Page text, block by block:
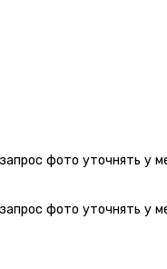
фото уточнять у
фото уточнять у